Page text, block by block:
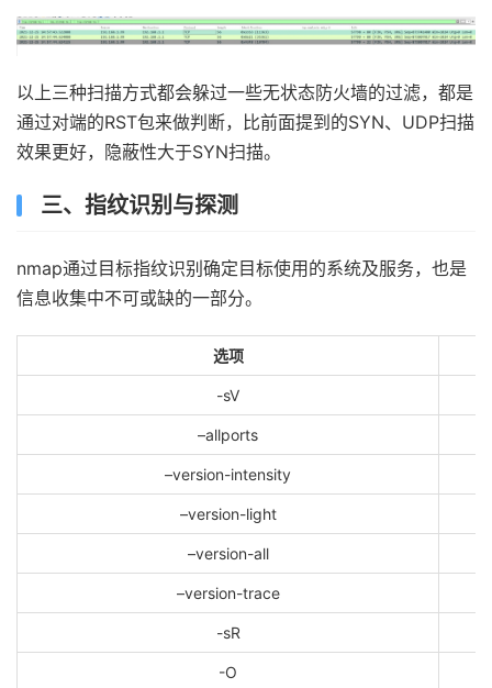
以上三种扫描方式都会躲过一些无状态防火墙的过滤，都是
通过对端的RST包来做判断，比前面提到的SYN、UDP扫描
效果更好，隐蔽性大于SYN扫描。
三、指纹识别与探测
nmap通过目标指纹识别确定目标使用的系统及服务，也是
信息收集中不可或缺的一部分。
选项
-sV
–allports
–version-intensity
–version-light
–version-all
–version-trace
-sR
-O